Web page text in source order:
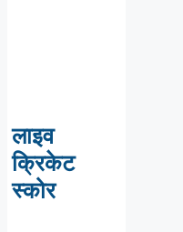
लाइव
क्रिकेट
स्कोर